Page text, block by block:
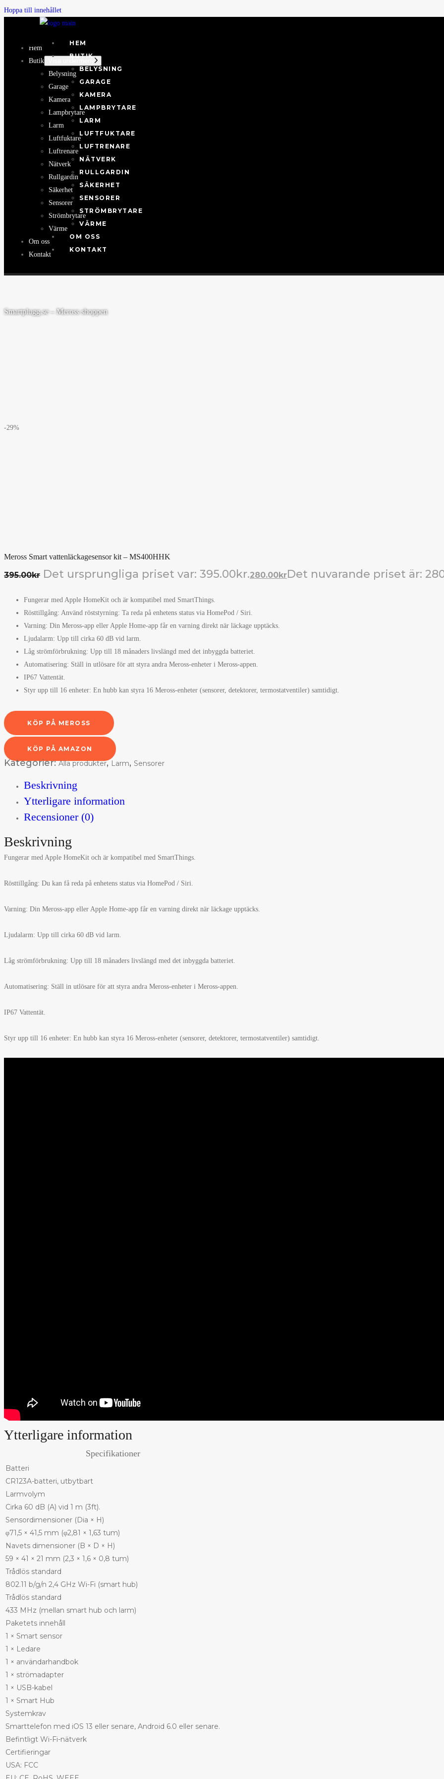
Hoppa till innehållet
HEM
BUTIK
BELYSNING
GARAGE
KAMERA
LAMPBRYTARE
LARM
LUFTFUKTARE
LUFTRENARE
NÄTVERK
RULLGARDIN
SÄKERHET
SENSORER
STRÖMBRYTARE
VÄRME
OM OSS
KONTAKT
Hem
Butik
Belysning
Garage
Kamera
Lampbrytare
Larm
Luftfuktare
Luftrenare
Nätverk
Rullgardin
Säkerhet
Sensorer
Strömbrytare
Värme
Om oss
Kontakt
Smartplugg.se – Meross shoppen
-29%
Meross Smart vattenläckagesensor kit – MS400HHK
395.00kr Det ursprungliga priset var: 395.00kr.280.00krDet nuvarande priset är:
Fungerar med Apple HomeKit och är kompatibel med SmartThings.
Rösttillgång: Använd röststyrning: Ta reda på enhetens status via HomePod / Siri.
Varning: Din Meross-app eller Apple Home-app får en varning direkt när läckage upptäcks.
Ljudalarm: Upp till cirka 60 dB vid larm.
Låg strömförbrukning: Upp till 18 månaders livslängd med det inbyggda batteriet.
Automatisering: Ställ in utlösare för att styra andra Meross-enheter i Meross-appen.
IP67 Vattentät.
Styr upp till 16 enheter: En hubb kan styra 16 Meross-enheter (sensorer, detektorer, termostatventiler) samtidigt.
KÖP PÅ MEROSS
KÖP PÅ AMAZON
Kategorier:Alla produkter,Larm, Sensorer
Beskrivning
Ytterligare information
Recensioner (0)
Beskrivning
Fungerar med Apple HomeKit och är kompatibel med SmartThings.
Rösttillgång: Du kan få reda på enhetens status via HomePod / Siri.
Varning: Din Meross-app eller Apple Home-app får en varning direkt när läckage upptäcks.
Ljudalarm: Upp till cirka 60 dB vid larm.
Låg strömförbrukning: Upp till 18 månaders livslängd med det inbyggda batteriet.
Automatisering: Ställ in utlösare för att styra andra Meross-enheter i Meross-appen.
IP67 Vattentät.
Styr upp till 16 enheter: En hubb kan styra 16 Meross-enheter (sensorer, detektorer, termostatventiler) samtidigt.
Ytterligare information
Specifikationer
Batteri
CR123A-batteri, utbytbart
Larmvolym
Cirka 60 dB (A) vid 1 m (3ft).
Sensordimensioner (Dia × H)
φ71,5 × 41,5 mm (φ2,81 × 1,63 tum)
Navets dimensioner (B × D × H)
59 × 41 × 21 mm (2,3 × 1,6 × 0,8 tum)
Trådlös standard
802.11 b/g/n 2,4 GHz Wi-Fi (smart hub)
Trådlös standard
433 MHz (mellan smart hub och larm)
Paketets innehåll
1 × Smart sensor
1 × Ledare
1 × användarhandbok
1 × strömadapter
1 × USB-kabel
1 × Smart Hub
Systemkrav
Smarttelefon med iOS 13 eller senare, Android 6.0 eller senare.
Befintligt Wi-Fi-nätverk
Certifieringar
USA: FCC